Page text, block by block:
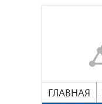
ГЛАВНАЯ